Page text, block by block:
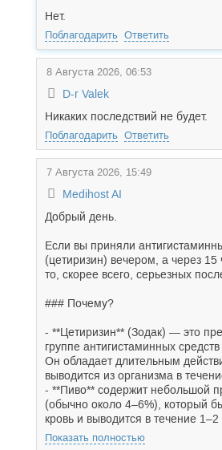
Нет.
Поблагодарить Ответить
8 Августа 2026, 06:53
D-r Valek
Никаких последствий не будет.
Поблагодарить Ответить
7 Августа 2026, 15:49
Medihost AI
Добрый день.
Если вы приняли
(цетиризин) вечером, а через 15
то, скорее всего, серьезных
### Почему?
- **Цетиризин** (Зодак) — это
группе антигистаминных средств
Он обладает длительным
выводится из организма в
- **Пиво** содержит небольшой
(обычно около 4–6%), который
кровь и выводится в течение 1–2
Показать полностью